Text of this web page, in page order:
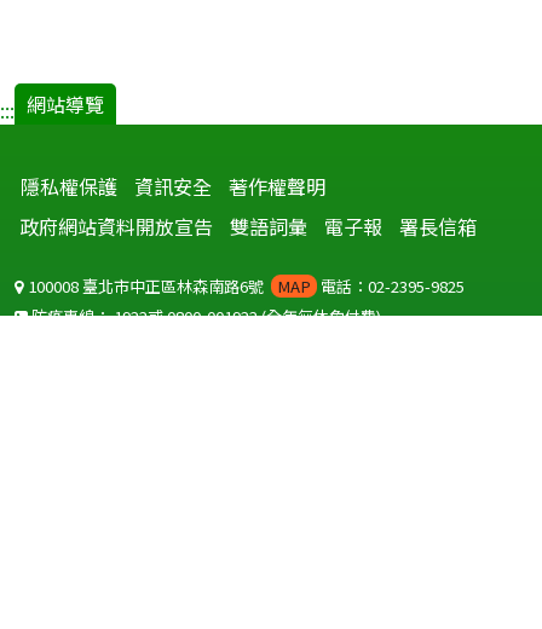
::: 網站導覽
隱私權保護 資訊安全 著作權聲明
政府網站資料開放宣告
雙語詞彙 電子報 署長信箱
100008 臺北市中正區林森南路6號 MAP 電話：02-2395-9825
防疫專線：1922或0800-001922(全年無休免付費)